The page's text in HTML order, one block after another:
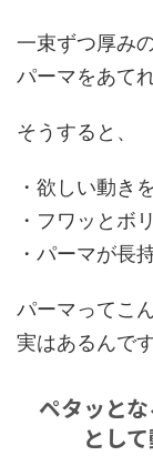
一束ずつ厚み
パーマをあて
そうすると、
・ 欲しい動き
・ フワッとボ
・パーマが長
パーマってこ
実はあるんで
ペタッと
とし